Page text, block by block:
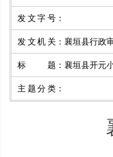
发文字号 ：
发文机关 ： 襄垣县行政
标题 ： 襄垣县开元
主题分类 ：